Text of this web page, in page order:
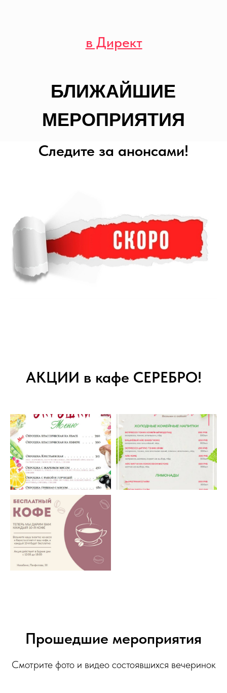
Следите за анонсами!
АКЦИИ в кафе СЕРЕБРО!
Прошедшие мероприятия
Смотрите фото и видео состоявшихся вечеринок